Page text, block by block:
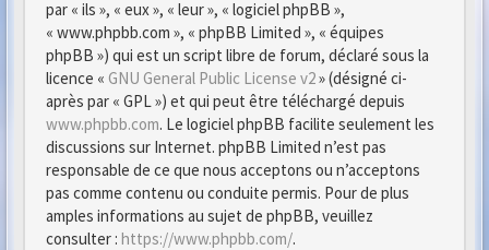
par « ils », « eux », « leur », « logiciel phpBB »,
« www.phpbb.com », « phpBB Limited », « équipes
phpBB ») qui est un script libre de forum, déclaré sous la
licence « GNU General Public License v2» (désigné ci-
après par « GPL ») et qui peut être téléchargé depuis
www.phpbb.com. Le logiciel phpBB facilite seulement les
discussions sur Internet. phpBB Limited n’est pas
responsable de ce que nous acceptons ou n’acceptons
pas comme contenu ou conduite permis. Pour de plus
amples informations au sujet de phpBB, veuillez
consulter : https://www.phpbb.com/.